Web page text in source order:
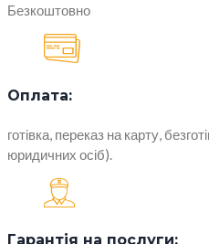
Безкоштовно
Оплата:
готівка, переказ на карту,
юридичних осіб).
Гарантія на послуги: